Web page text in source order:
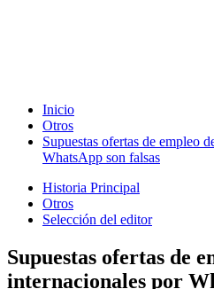
Inicio
Otros
Supuestas ofertas de empleo
WhatsApp son falsas
Historia Principal
Otros
Selección del editor
Supuestas ofertas de
internacionales por